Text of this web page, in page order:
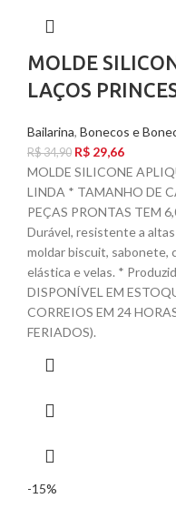
MOLDE
LAÇOS
Bailarina, Bonecos e
R$34,90 R$ 29,66
MOLDE SILICONE
LINDA * TAMANHO DE
PEÇAS PRONTAS TEM
Durável, resistente a
moldar biscuit, sabonete,
elástica e velas. *
DISPONÍVEL EM
CORREIOS EM 24
FERIADOS).
-15%